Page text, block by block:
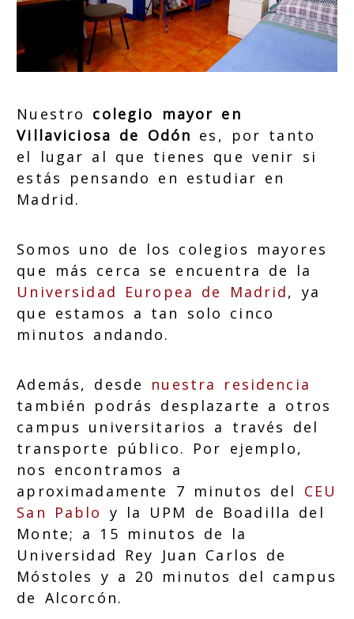
Nuestro colegio mayor en
Villaviciosa de Odón es, por tanto
el lugar al que tienes que venir si
estás pensando en estudiar en
Madrid.
Somos uno de los colegios mayores
que más cerca se encuentra de la
Universidad Europea de Madrid, ya
que estamos a tan solo cinco
minutos andando.
Además, desde nuestra residencia
también podrás desplazarte a otros
campus universitarios a través del
transporte público. Por ejemplo,
nos encontramos a
aproximadamente 7 minutos del CEU
San Pablo y la UPM de Boadilla del
Monte; a 15 minutos de la
Universidad Rey Juan Carlos de
Móstoles y a 20 minutos del campus
de Alcorcón.